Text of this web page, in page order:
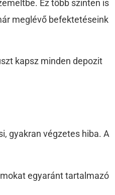
Ez több szinten is
meglévő befektetéseink
kapsz minden depozit
gyakran végzetes hiba. A
egyaránt tartalmazó